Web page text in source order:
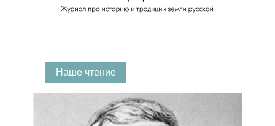
Наше чтение